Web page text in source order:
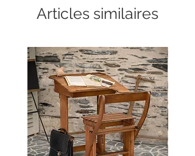
Articles similaires